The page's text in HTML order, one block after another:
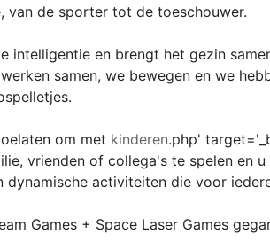
van de sporter tot de toeschouwer.
intelligentie en brengt het gezin
samen, we bewegen en we
om met kinderen.php'
vrienden of collega's te spelen en
dynamische activiteiten die voor
Games + Space Laser Games